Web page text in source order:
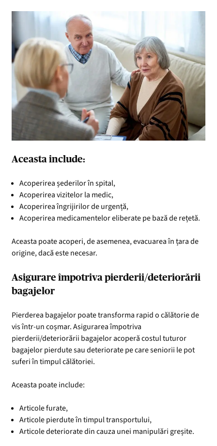
Aceasta include:
Acoperirea șederilor în spital,
Acoperirea vizitelor la medic,
Acoperirea îngrijirilor de urgență,
Acoperirea medicamentelor eliberate pe bază de rețetă.
Aceasta poate acoperi, de asemenea, evacuarea în țara de
origine, dacă este necesar.
Asigurare împotriva pierderii/deteriorării
bagajelor
Pierderea bagajelor poate transforma rapid o călătorie de
vis într-un coșmar. Asigurarea împotriva
pierderii/deteriorării bagajelor acoperă costul tuturor
bagajelor pierdute sau deteriorate pe care seniorii le pot
suferi în timpul călătoriei.
Aceasta poate include:
Articole furate,
Articole pierdute în timpul transportului,
Articole deteriorate din cauza unei manipulări greșite.